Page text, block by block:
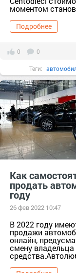
моментом
Подробнее
0 0
Теги:
Как
продать
году
26 фев 2022 10:47
В 2022 году
продажи
онлайн,
смену владельца